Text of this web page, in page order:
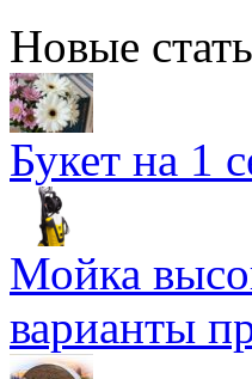
Новые
Букет на 1
Мойка
варианты